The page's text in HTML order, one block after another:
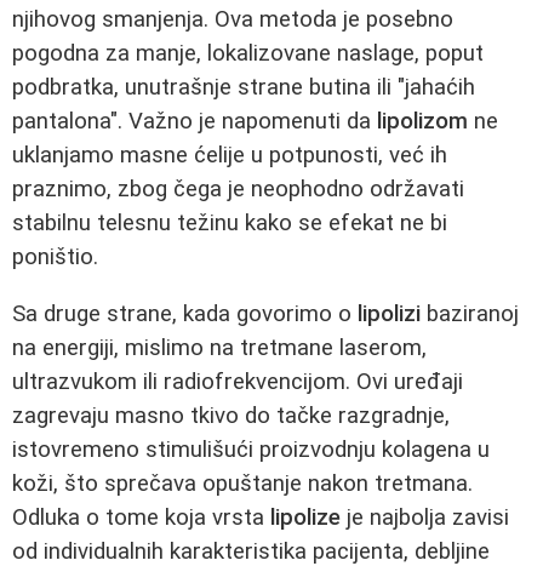
njihovog smanjenja. Ova metoda je posebno
pogodna za manje, lokalizovane naslage, poput
podbratka, unutrašnje strane butina ili "jahaćih
pantalona". Važno je napomenuti da lipolizom ne
uklanjamo masne ćelije u potpunosti, već ih
praznimo, zbog čega je neophodno održavati
stabilnu telesnu težinu kako se efekat ne bi
poništio.
Sa druge strane, kada govorimo o lipolizi baziranoj
na energiji, mislimo na tretmane laserom,
ultrazvukom ili radiofrekvencijom. Ovi uređaji
zagrevaju masno tkivo do tačke razgradnje,
istovremeno stimulišući proizvodnju kolagena u
koži, što sprečava opuštanje nakon tretmana.
Odluka o tome koja vrsta lipolize je najbolja zavisi
od individualnih karakteristika pacijenta, debljine